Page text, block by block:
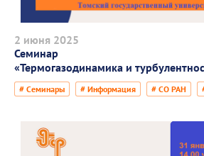
2 июня 2025
Семинар
«Термогазодинамика и
# Семинары # Информация # СО РАН